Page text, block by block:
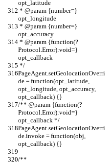
opt_latitude
opt_longitude
opt_accuracy
Protocol.Error):void=}
opt_callback
*/
PageAgent.setGeolocationOverri
de = function(opt_latitude,
opt_longitude, opt_accuracy,
opt_callback) {}
/** @param {function(?
Protocol.Error):void=}
opt_callback */
PageAgent.setGeolocationOverri
de.invoke = function(obj,
opt_callback) {}
/**